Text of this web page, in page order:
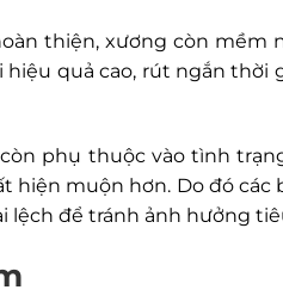
thiện, xương còn mềm
quả cao, rút ngắn
phụ thuộc vào tình
muộn hơn. Do đó các
lệch để tránh ảnh hưởng